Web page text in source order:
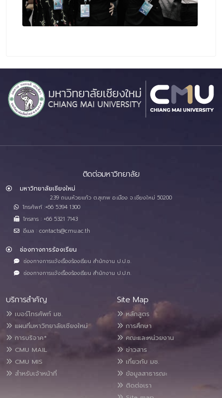
ติดต่อมหาวิทยาลัย
มหาวิทยาลัยเชียงใหม่
239 ถนนห้วยแก้ว ต.สุเทพ อ.เมือง จ.เชียงใหม่ 50200
โทรศัพท์ :+66 5394 1300
โทรสาร : +66 5321 7143
อีเมล : contacts@cmu.ac.th
ช่องทางการร้องเรียน
ช่องทางการแจ้งเรื่องร้องเรียน สำนักงาน ป.ป.ช.
ช่องทางการแจ้งเรื่องร้องเรียน สำนักงาน ป.ป.ท.
บริการสำคัญ
เบอร์โทรศัพท์ มช.
แผนที่มหาวิทยาลัยเชียงใหม่
การบริจาค*
CMU MAIL
CMU MIS
สำหรับเจ้าหน้าที่
Site Map
หลักสูตร
การศึกษา
คณะและหน่วยงาน
ข่าวสาร
เกี่ยวกับ มช.
ข้อมูลสาธารณะ
ติดต่อเรา